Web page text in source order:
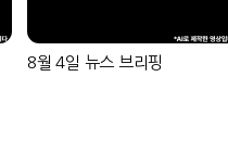
8월 4일 뉴스 브리핑